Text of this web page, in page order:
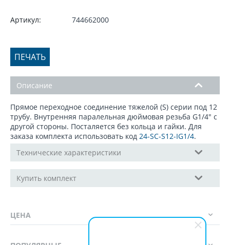
Артикул: 744662000
ПЕЧАТЬ
Описание
Прямое переходное соединение тяжелой (S) серии под 12
трубу. Внутренняя паралельная дюймовая резьба G1/4" с
другой стороны. Посталяется без кольца и гайки. Для
заказа комплекта использовать код 24-SC-S12-IG1/4.
Технические характеристики
Купить комплект
ЦЕНА